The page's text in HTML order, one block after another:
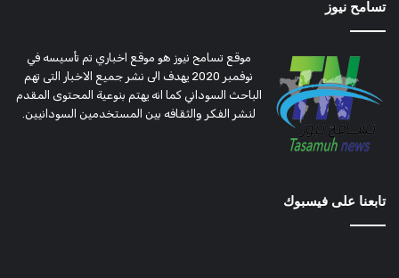
تسامح نيوز
موقع تسامح نيوز هو موقع اخباري تم تأسيسه في
نوفمبر 2020 يهدف الى نشر جميع الاخبار التى تهم
الباحث السوداني كما انه يهتم بنوعية المحتوى المقدم
لنشر الفكر والثقافه بين المستخدمين السودانيين.
تابعنا على فيسبوك